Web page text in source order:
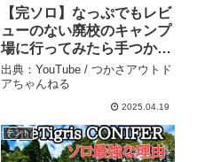
【完ソロ】なっぷでもレビ
ューのない廃校のキャンプ
場に行ってみたら手つかず
過ぎました【ソロキャン
プ】 – つかさアウトドアち
出典：YouTube / つかさアウトド
アちゃんねる
2025.04.19
テント